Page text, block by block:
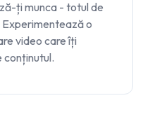
ți munca - totul de
o
video care îți